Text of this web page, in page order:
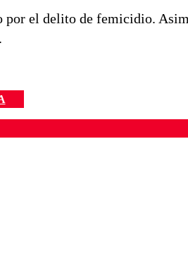
por el delito de femicidio.